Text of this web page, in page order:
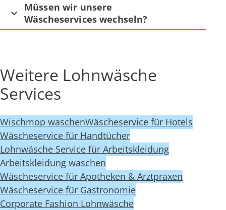
Müssen wir unsere
Wäscheservices wechseln?
Weitere Lohnwäsche
Services
Wischmop waschenWäscheservice für Hotels
Wäscheservice für Handtücher
Lohnwäsche Service für Arbeitskleidung
Arbeitskleidung waschen
Wäscheservice für Apotheken & Arztpraxen
Wäscheservice für Gastronomie
Corporate Fashion Lohnwäsche